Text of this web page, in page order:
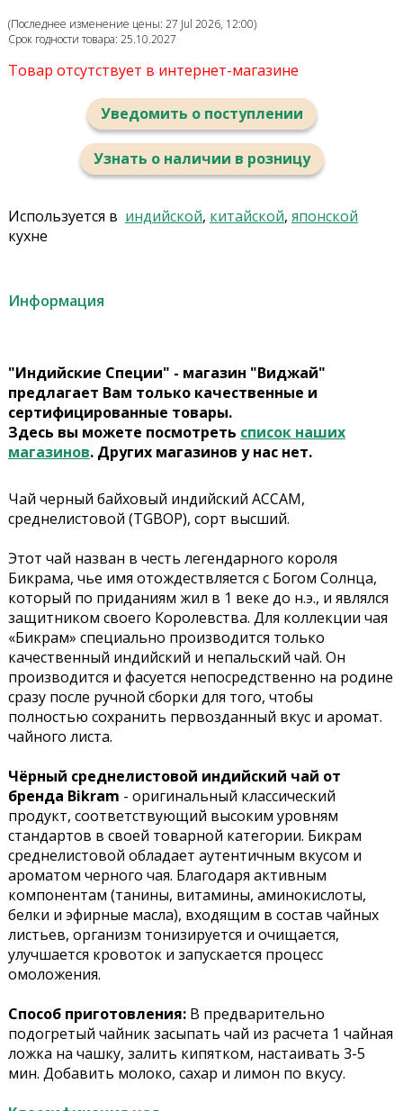
(Последнее изменение цены: 27 Jul 2026, 12:00)
Срок годности товара: 25.10.2027
Товар отсутствует в интернет-магазине
Уведомить о поступлении
Узнать о наличии в розницу
Используется в индийской, китайской, японской
кухне
Информация
"Индийские Специи" - магазин "Виджай"
предлагает Вам только качественные и
сертифицированные товары.
Здесь вы можете посмотреть список наших
магазинов. Других магазинов у нас нет.
Чай черный байховый индийский АССАМ,
среднелистовой (TGBOP), сорт высший.
Этот чай назван в честь легендарного короля
Бикрама, чье имя отождествляется с Богом Солнца,
который по приданиям жил в 1 веке до н.э., и являлся
защитником своего Королевства. Для коллекции чая
«Бикрам» специально производится только
качественный индийский и непальский чай. Он
производится и фасуется непосредственно на родине
сразу после ручной сборки для того, чтобы
полностью сохранить первозданный вкус и аромат.
чайного листа.
Чёрный среднелистовой индийский чай от
бренда Bikram - оригинальный классический
продукт, соответствующий высоким уровням
стандартов в своей товарной категории. Бикрам
среднелистовой обладает аутентичным вкусом и
ароматом черного чая. Благодаря активным
компонентам (танины, витамины, аминокислоты,
белки и эфирные масла), входящим в состав чайных
листьев, организм тонизируется и очищается,
улучшается кровоток и запускается процесс
омоложения.
Способ приготовления:В предварительно
подогретый чайник засыпать чай из расчета 1 чайная
ложка на чашку, залить кипятком, настаивать 3-5
мин. Добавить молоко, сахар и лимон по вкусу.